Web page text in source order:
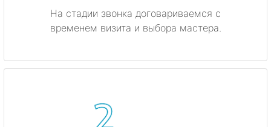
На стадии звонка договариваемся с
временем визита и выбора мастера.